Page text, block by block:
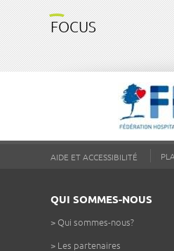
FOCUS
AIDE ET ACCESSIBILITÉ
QUI SOMMES-NOUS
> Qui sommes-nous?
> Les partenaires